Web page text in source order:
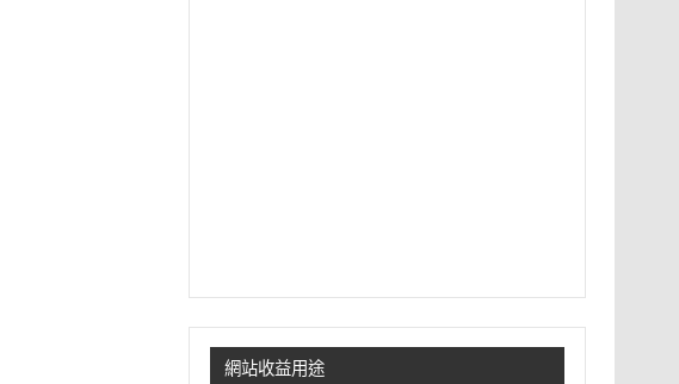
網站收益用途